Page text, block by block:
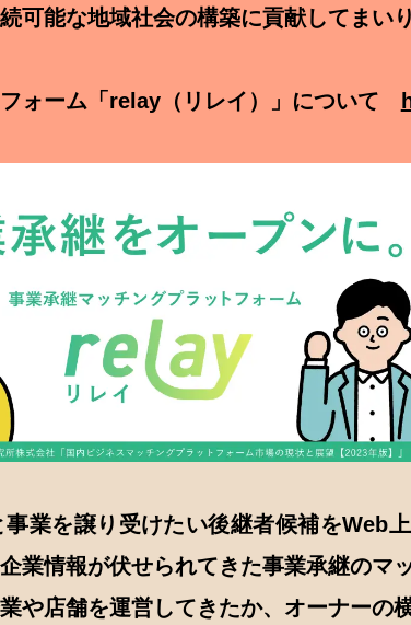
可能な地域社会の構築に貢献してまいり
ォーム「relay（リレイ）」について
業を譲り受けたい後継者候補をWeb
業情報が伏せられてきた事業承継のマ
や店舗を運営してきたか、オーナーの